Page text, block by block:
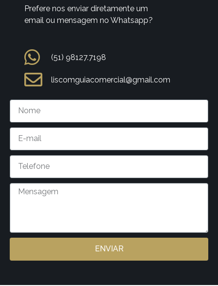
Prefere nos enviar diretamente um
email ou mensagem no Whatsapp?
(51) 98127.7198
liscomguiacomercial@gmail.com
ENVIAR